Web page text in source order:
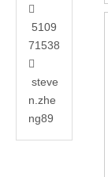

5109
71538

steve
n.zhe
ng89